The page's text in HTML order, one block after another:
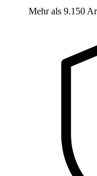
Mehr als 9.150